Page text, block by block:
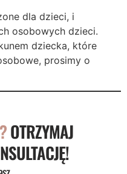
dla dzieci, i
osobowych dzieci.
dziecka, które
prosimy o
OTRZYMAJ